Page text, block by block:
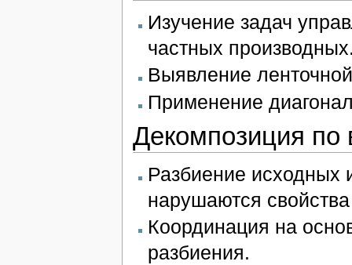
Изучение задач
частных
Выявление
Применение
Декомпозиция
Разбиение исходных
нарушаются
Координация на
разбиения.